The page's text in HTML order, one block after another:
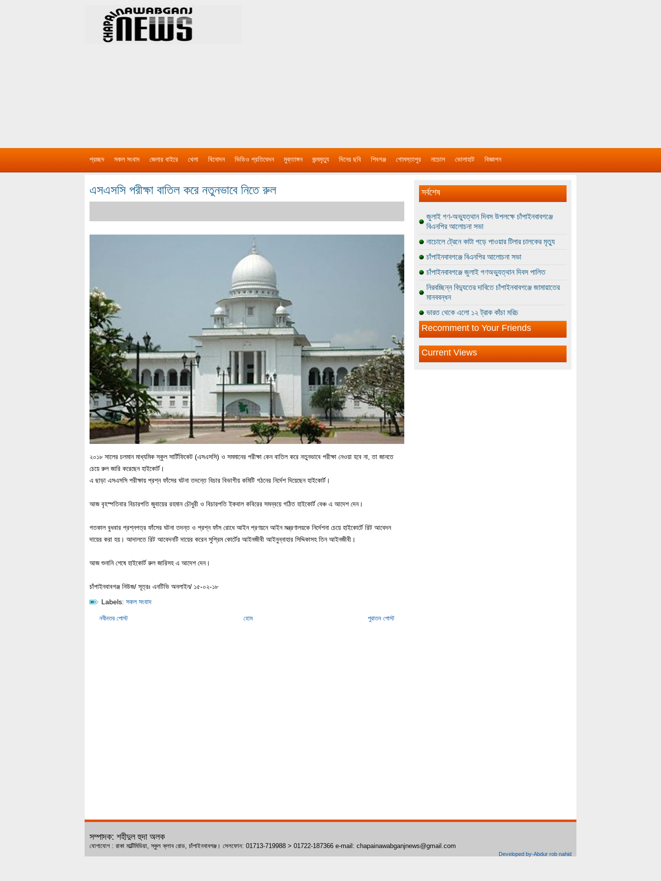
প্রচ্ছদ সকল সংবাদ জেলার বাইরে খেলা বিনোদন ভিডিও প্রতিবেদন মুক্তাঙ্গন জন্মমৃত্যু দিনের ছবি শিবগঞ্জ গোমস্তাপুর নাচোল ভোলাহাট বিজ্ঞাপন
এসএসসি পরীক্ষা বাতিল করে নতুনভাবে নিতে রুল
২০১৮ সালের চলমান মাধ্যমিক স্কুল সার্টিফিকেট (এসএসসি) ও সমমানের পরীক্ষা কেন বাতিল করে নতুনভাবে পরীক্ষা নেওয়া হবে না, তা জানতে
চেয়ে রুল জারি করেছেন হাইকোর্ট।
এ ছাড়া এসএসসি পরীক্ষায় প্রশ্ন ফাঁসের ঘটনা তদন্তে বিচার বিভাগীয় কমিটি গঠনের নির্দেশ দিয়েছেন হাইকোর্ট।
আজ বৃহস্পতিবার বিচারপতি জুবায়ের রহমান চৌধুরী ও বিচারপতি ইকবাল কবিরের সমন্বয়ে গঠিত হাইকোর্ট বেঞ্চ এ আদেশ দেন।
গতকাল বুধবার প্রশ্নপত্র ফাঁসের ঘটনা তদন্ত ও প্রশ্ন ফাঁস রোধে আইন প্রণয়নে আইন মন্ত্রণালয়কে নির্দেশনা চেয়ে হাইকোর্টে রিট আবেদন
দায়ের করা হয়। আদালতে রিট আবেদনটি দায়ের করেন সুপ্রিম কোর্টের আইনজীবী আইনুন্নাহার সিদ্দিকাসহ তিন আইনজীবী।
আজ শুনানি শেষে হাইকোর্ট রুল জারিসহ এ আদেশ দেন।
চাঁপাইনবাবগঞ্জ নিউজ/ সূত্রঃ এনটিভি অনলাইন/ ১৫-০২-১৮
Labels: সকল সংবাদ
নবীনতর পোস্ট পুরাতন পোস্ট
হোম
সর্বশেষ
জুলাই গণ-অভ্যুত্থান দিবস উপলক্ষে চাঁপাইনবাবগঞ্জে
বিএনপির আলোচনা সভা
নাচোলে ট্রেনে কাটা পড়ে পাওয়ার টিলার চালকের মৃত্যু
চাঁপাইনবাবগঞ্জে বিএনপির আলোচনা সভা
চাঁপাইনবাবগঞ্জে জুলাই গণঅভ্যুত্থান দিবস পালিত
নিরবচ্ছিন্ন বিদ্যুতের দাবিতে চাঁপাইনবাবগঞ্জে জামায়াতের
মানববন্ধন
ভারত থেকে এলো ১২ ট্রাক কাঁচা মরিচ
Recomment to Your Friends
Current Views
সম্পাদক: শহীদুল হুদা অলক
যোগাযোগ : রাকা মাল্টিমিডিয়া, স্কুল ক্লাব রোড, চাঁপাইনবাবগঞ্জ। সেলফোন: 01713-719988 > 01722-187366 e-mail: chapainawabganjnews@gmail.com
Developed by-Abdur rob nahid